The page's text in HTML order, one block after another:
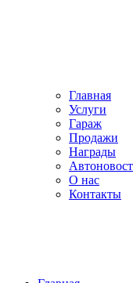
Главная
Услуги
Гараж
Продажи
Награды
О нас
Контакты